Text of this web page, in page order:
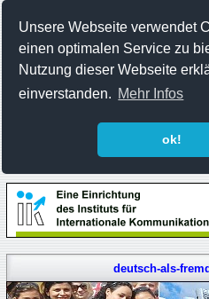
Unsere Webseite verwendet
einen optimalen Service zu
Nutzung dieser Webseite
einverstanden. Mehr Infos
ok!
deutsch-als-